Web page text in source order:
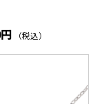
（税込）